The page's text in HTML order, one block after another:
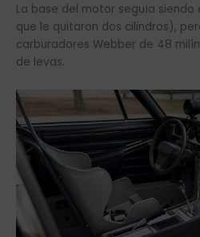
La base del motor seguía siendo
que le quitaron dos cilindros),
carburadores Webber de 48
de levas.